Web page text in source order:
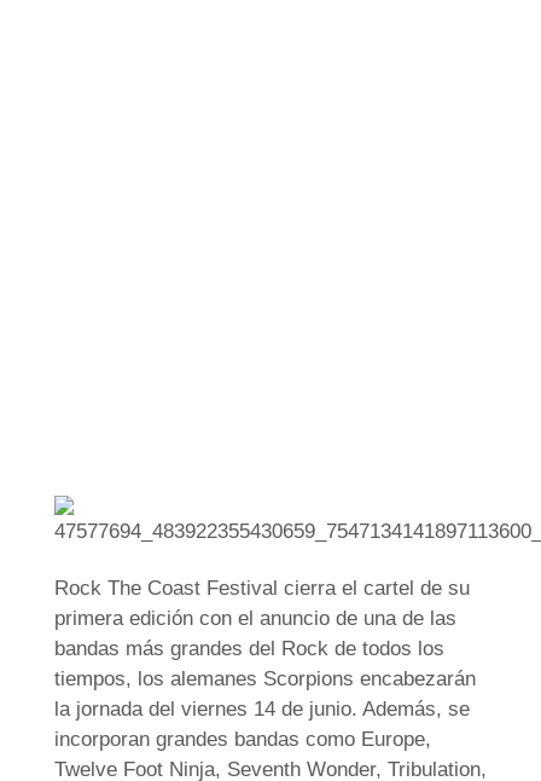
Rock The Coast Festival cierra el cartel de su
primera edición con el anuncio de una de las
bandas más grandes del Rock de todos los
tiempos, los alemanes Scorpions encabezarán
la jornada del viernes 14 de junio. Además, se
incorporan grandes bandas como Europe,
Twelve Foot Ninja, Seventh Wonder, Tribulation,